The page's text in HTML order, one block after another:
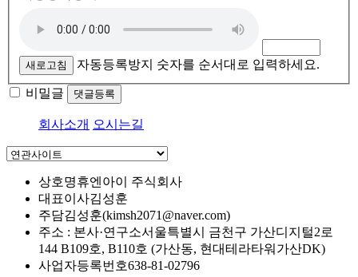
새로고침 자동등록방지 숫자를 순서대로 입력하세요.
비밀글 댓글등록
회사소개 오시는길
상호명휴엔아이 주식회사
대표이사김성훈
주담김성훈(kimsh2071@naver.com)
주소 : 본사·연구소서울특별시 금천구 가산디지털2로
144 B109호, B110호 (가산동, 현대테라타워가산DK)
사업자등록번호638-81-02796